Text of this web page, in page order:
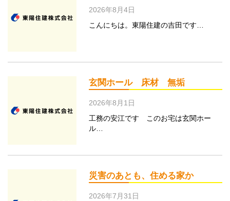
2026年8月4日
こんにちは。東陽住建の吉田です…
玄関ホール 床材 無垢
2026年8月1日
工務の安江です このお宅は玄関ホー
ル…
災害のあとも、住める家か
2026年7月31日